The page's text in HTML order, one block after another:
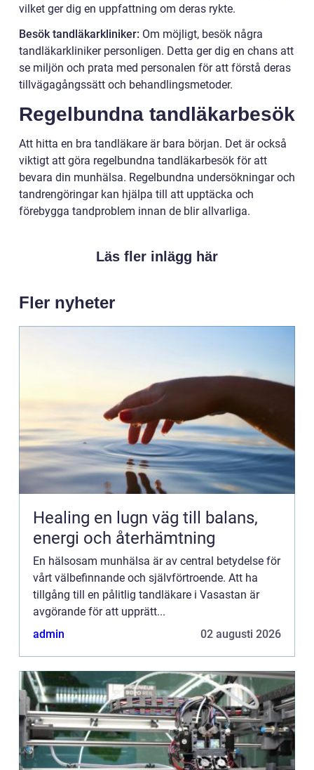
vilket ger dig en uppfattning om deras rykte.
Besök tandläkarkliniker: Om möjligt, besök några
tandläkarkliniker personligen. Detta ger dig en chans att
se miljön och prata med personalen för att förstå deras
tillvägagångssätt och behandlingsmetoder.
Regelbundna tandläkarbesök
Att hitta en bra tandläkare är bara början. Det är också
viktigt att göra regelbundna tandläkarbesök för att
bevara din munhälsa. Regelbundna undersökningar och
tandrengöringar kan hjälpa till att upptäcka och
förebygga tandproblem innan de blir allvarliga.
Läs fler inlägg här
Fler nyheter
Healing en lugn väg till balans,
energi och återhämtning
En hälsosam munhälsa är av central betydelse för
vårt välbefinnande och självförtroende. Att ha
tillgång till en pålitlig tandläkare i Vasastan är
avgörande för att upprätt...
admin
02 augusti 2026